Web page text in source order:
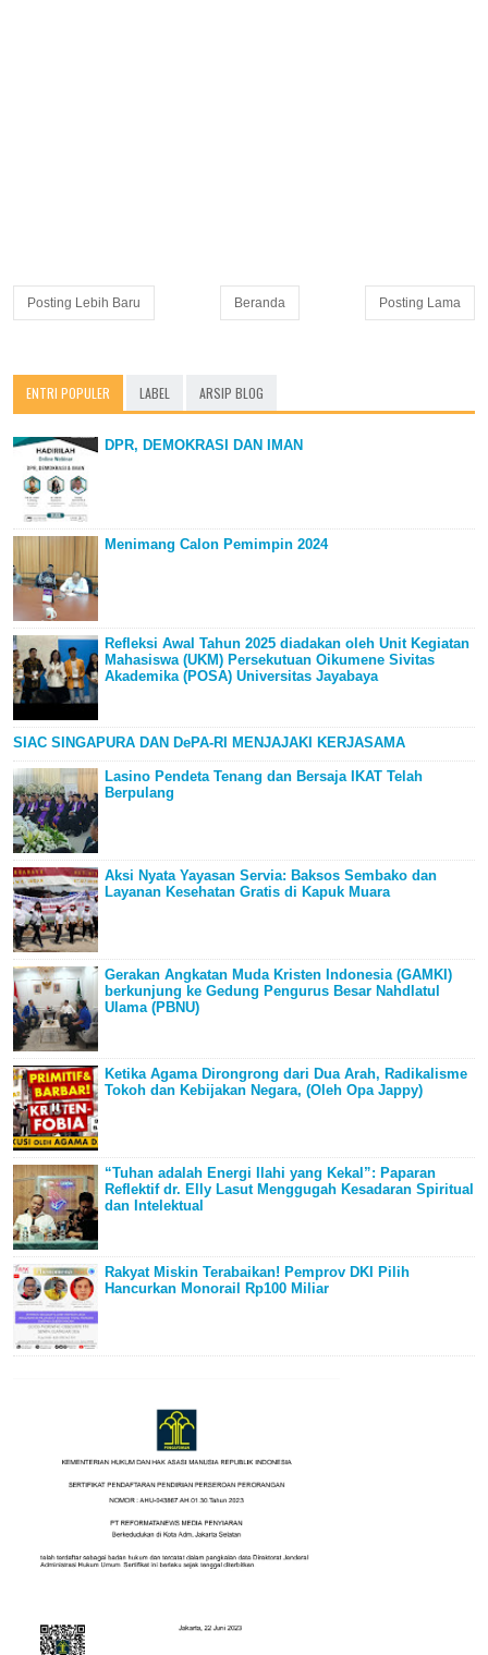
Posting Lebih Baru Posting Lama
Beranda
ENTRI POPULER LABEL ARSIP BLOG
DPR, DEMOKRASI DAN IMAN
Menimang Calon Pemimpin 2024
Refleksi Awal Tahun 2025 diadakan oleh Unit Kegiatan
Mahasiswa (UKM) Persekutuan Oikumene Sivitas
Akademika (POSA) Universitas Jayabaya
SIAC SINGAPURA DAN DePA-RI MENJAJAKI KERJASAMA
Lasino Pendeta Tenang dan Bersaja IKAT Telah
Berpulang
Aksi Nyata Yayasan Servia: Baksos Sembako dan
Layanan Kesehatan Gratis di Kapuk Muara
Gerakan Angkatan Muda Kristen Indonesia (GAMKI)
berkunjung ke Gedung Pengurus Besar Nahdlatul
Ulama (PBNU)
Ketika Agama Dirongrong dari Dua Arah, Radikalisme
Tokoh dan Kebijakan Negara, (Oleh Opa Jappy)
“Tuhan adalah Energi Ilahi yang Kekal”: Paparan
Reflektif dr. Elly Lasut Menggugah Kesadaran Spiritual
dan Intelektual
Rakyat Miskin Terabaikan! Pemprov DKI Pilih
Hancurkan Monorail Rp100 Miliar